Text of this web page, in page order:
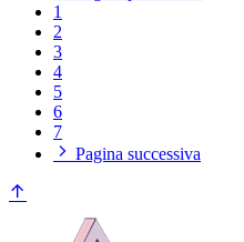
1
2
3
4
5
6
7
Pagina successiva